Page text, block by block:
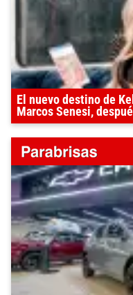
El nuevo destino de
Marcos Senesi,